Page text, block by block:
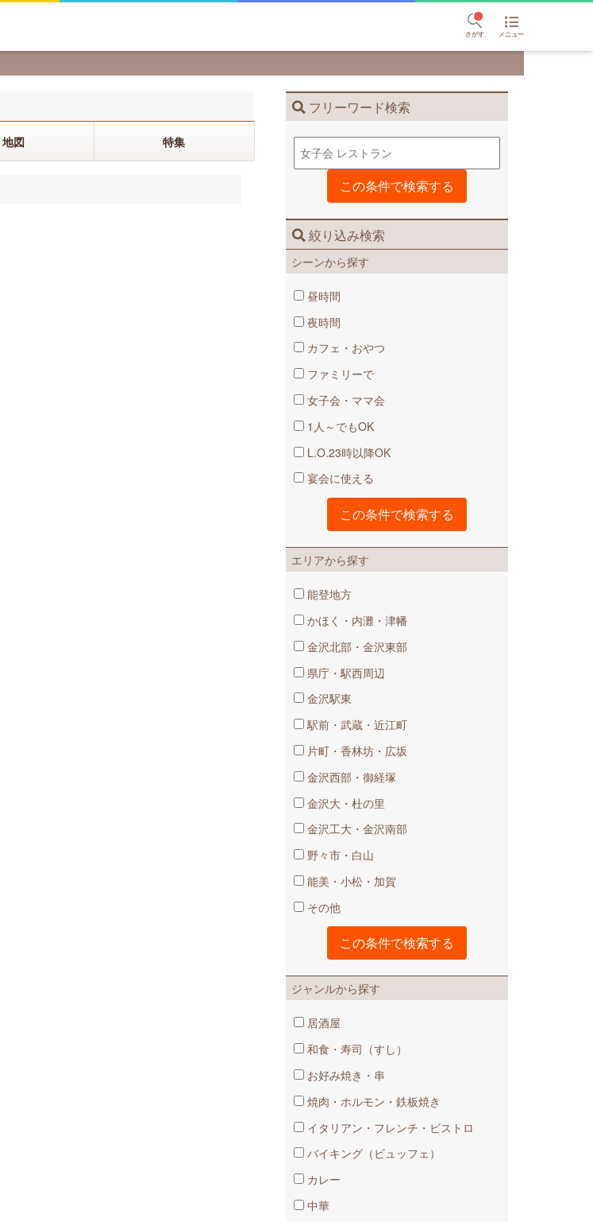
さがす メニュー
フリーワード検索
絞り込み検索
シーンから探す
昼時間
夜時間
カフェ・おやつ
ファミリーで
女子会・ママ会
1人～でもOK
L.O.23時以降OK
宴会に使える
エリアから探す
能登地方
かほく・内灘・津幡
金沢北部・金沢東部
県庁・駅西周辺
金沢駅東
駅前・武蔵・近江町
片町・香林坊・広坂
金沢西部・御経塚
金沢大・杜の里
金沢工大・金沢南部
野々市・白山
能美・小松・加賀
その他
ジャンルから探す
居酒屋
和食・寿司（すし）
お好み焼き・串
焼肉・ホルモン・鉄板焼き
イタリアン・フレンチ・ビストロ
バイキング（ビュッフェ）
カレー
中華
地図 特集